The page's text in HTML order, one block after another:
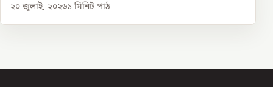
২০ জুলাই, ২০২৬১ মিনিট পাঠ